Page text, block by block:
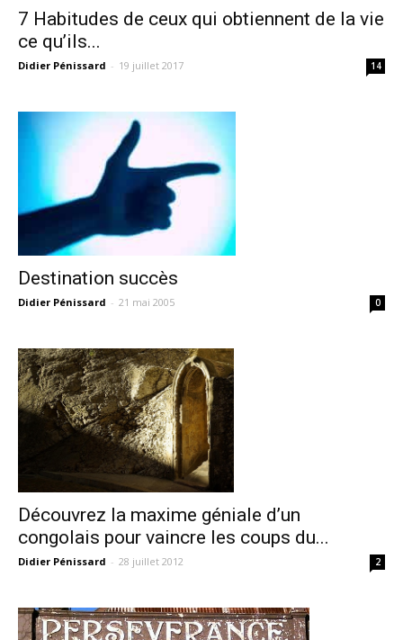
7 Habitudes de ceux qui obtiennent de la vie
ce qu’ils...
Didier Pénissard - 19 juillet 2017 14
Destination succès
Didier Pénissard - 21 mai 2005 0
Découvrez la maxime géniale d’un
congolais pour vaincre les coups du...
Didier Pénissard - 28 juillet 2012 2